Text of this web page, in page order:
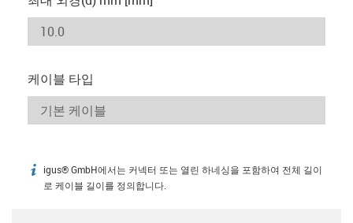
케이블 타입
igus-icon-info
igus® GmbH에서는 커넥터 또는 열린 하네싱을 포함하여 전체 길이
로 케이블 길이를 정의합니다.